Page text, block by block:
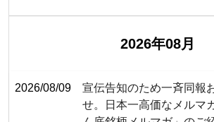
2026年08月
2026/08/09
宣伝告知のため一斉同報
せ。日本一高価なメルマ